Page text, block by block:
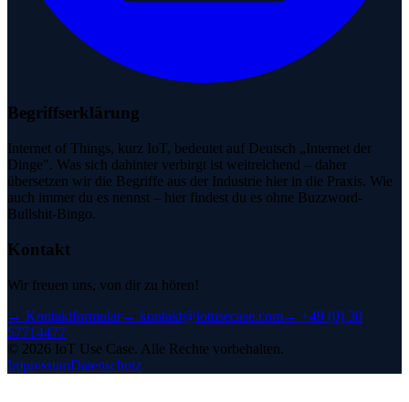
Begriffserklärung
Internet of Things, kurz IoT, bedeutet auf Deutsch „Internet der
Dinge". Was sich dahinter verbirgt ist weitreichend – daher
übersetzen wir die Begriffe aus der Industrie hier in die Praxis. Wie
auch immer du es nennst – hier findest du es ohne Buzzword-
Bullshit-Bingo.
Kontakt
Wir freuen uns, von dir zu hören!
→ Kontaktformular→ kontakt@iotusecase.com→ +49 (0) 30
57714477
© 2026 IoT Use Case. Alle Rechte vorbehalten.
ImpressumDatenschutz